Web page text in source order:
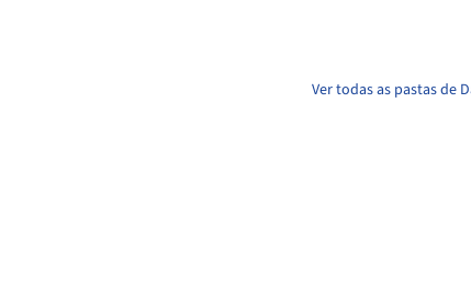
Ver todas as pastas de